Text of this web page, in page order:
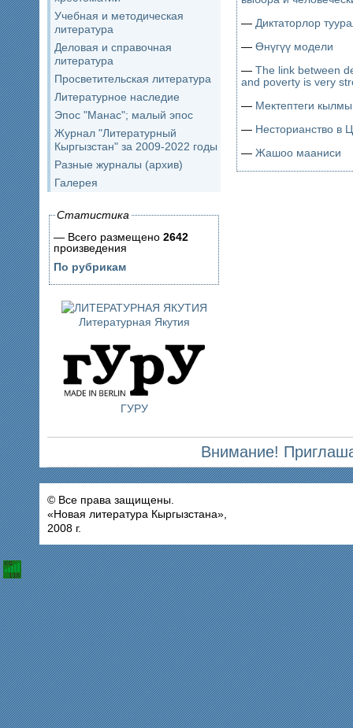
Учебная и методическая
литература
Деловая и справочная
литература
Просветительская литература
Литературное наследие
Эпос "Манас"; малый эпос
Журнал "Литературный
Кыргызстан" за 2009-2022 годы
Разные журналы (архив)
Галерея
Статистика
— Всего размещено 2642
произведения
По рубрикам
Литературная Якутия
ГУРУ
— Диктаторлор
— Өнүгүү модели
— The link between
and poverty is very
— Мектептеги
— Несторианство в
— Жашоо мааниси
Внимание!
© Все права защищены.
«Новая литература Кыргызстана»,
2008 г.